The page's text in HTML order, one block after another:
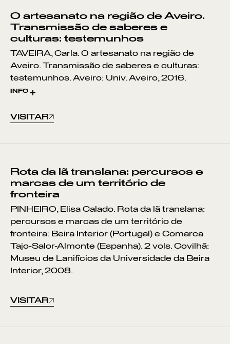
O artesanato na região de Aveiro.
Transmissão de saberes e
culturas: testemunhos
TAVEIRA, Carla. O artesanato na região de
Aveiro. Transmissão de saberes e culturas:
testemunhos. Aveiro: Univ. Aveiro, 2016.
INFO
VISITAR
Rota da lã translana: percursos e
marcas de um território de
fronteira
PINHEIRO, Elisa Calado. Rota da lã translana:
percursos e marcas de um território de
fronteira: Beira Interior (Portugal) e Comarca
Tajo-Salor-Almonte (Espanha). 2 vols. Covilhã:
Museu de Lanifícios da Universidade da Beira
Interior, 2008.
VISITAR